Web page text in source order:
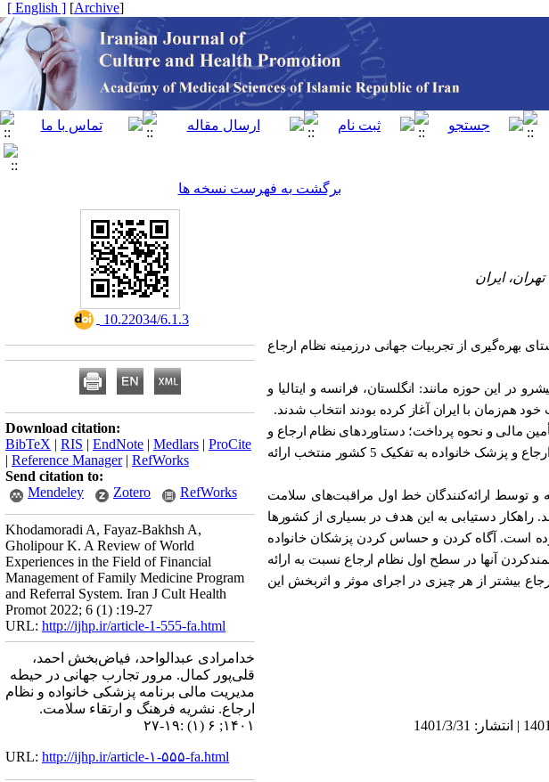
[
Archive
]
[ English ]
برگشت به فهرست نسخه ها
ایران
بهره‌گیری از تجربیات جهانی درزمینه نظام ارجاع
در این حوزه مانند: انگلستان، فرانسه و ایتالیا و
هم‌زمان با ایران آغاز کرده بودند انتخاب شدند.
تأمین مالی و نحوه پرداخت؛ دستاوردهای نظام ارجاع و
های اجرای نظام ارجاع و پزشک خانواده به تفکیک 5 کشور منتخب ارائه
و توسط ارائه‌کنندگان خط اول مراقبت‌های سلامت
دستیابی به این هدف در بسیاری از کشورها
است. آگاه کردن و حساس کردن پزشکان خانواده
آنها در سطح اول نظام ارجاع نسبت به ارائه
بیشتر از هر چیزی در اجرای موثر و اثربخش این
‎ 10.22034/6.1.3
Download citation:
BibTeX | RIS | EndNote | Medlars | ProCite
| Reference Manager| RefWorks
Send citation to:
Mendeley
Zotero RefWorks
Khodamoradi A, Fayaz-Bakhsh A,
Gholipour K. A Review of World
Experiences in the Field of Financial
Management of Family Medicine Program
and Referral System. Iran J Cult Health
Promot 2022; 6 (1) :19-27
URL: http://ijhp.ir/article-1-555-fa.html
خدامرادی عبدالواحد، فیاض‌بخش احمد،
قلی‌پور کمال. مرور تجارب جهانی در حیطه
مدیریت مالی برنامه پزشکی خانواده و نظام
ارجاع. نشريه فرهنگ و ارتقاء سلامت.
۱۴۰۱; ۶ (۱) :۱۹-۲۷
URL: http://ijhp.ir/article-۱-۵۵۵-fa.html